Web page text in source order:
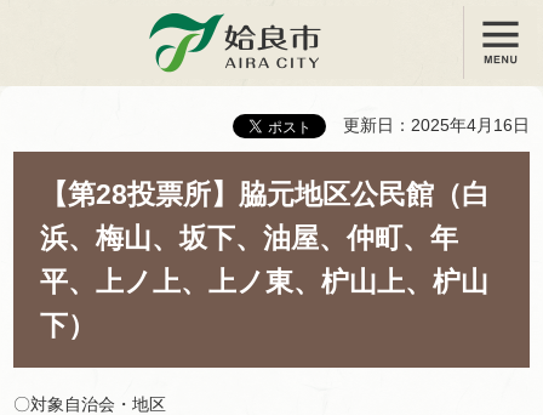
姶良市 メニュー
更新日：2025年4月16日
【第28投票所】脇元地区公民館（白
浜、梅山、坂下、油屋、仲町、年
平、上ノ上、上ノ東、枦山上、枦山
下）
〇対象自治会・地区